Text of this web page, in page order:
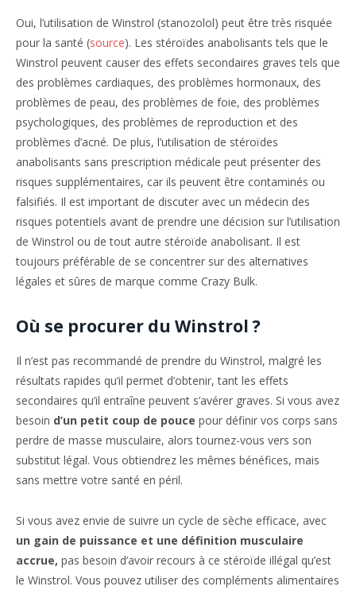
Oui, l’utilisation de Winstrol (stanozolol) peut être très risquée
pour la santé (source). Les stéroïdes anabolisants tels que le
Winstrol peuvent causer des effets secondaires graves tels que
des problèmes cardiaques, des problèmes hormonaux, des
problèmes de peau, des problèmes de foie, des problèmes
psychologiques, des problèmes de reproduction et des
problèmes d’acné. De plus, l’utilisation de stéroïdes
anabolisants sans prescription médicale peut présenter des
risques supplémentaires, car ils peuvent être contaminés ou
falsifiés. Il est important de discuter avec un médecin des
risques potentiels avant de prendre une décision sur l’utilisation
de Winstrol ou de tout autre stéroïde anabolisant. Il est
toujours préférable de se concentrer sur des alternatives
légales et sûres de marque comme Crazy Bulk.
Où se procurer du Winstrol ?
Il n’est pas recommandé de prendre du Winstrol, malgré les
résultats rapides qu’il permet d’obtenir, tant les effets
secondaires qu’il entraîne peuvent s’avérer graves. Si vous avez
besoin d’un petit coup de pouce pour définir vos corps sans
perdre de masse musculaire, alors tournez-vous vers son
substitut légal. Vous obtiendrez les mêmes bénéfices, mais
sans mettre votre santé en péril.
Si vous avez envie de suivre un cycle de sèche efficace, avec
un gain de puissance et une définition musculaire
accrue, pas besoin d’avoir recours à ce stéroïde illégal qu’est
le Winstrol. Vous pouvez utiliser des compléments alimentaires